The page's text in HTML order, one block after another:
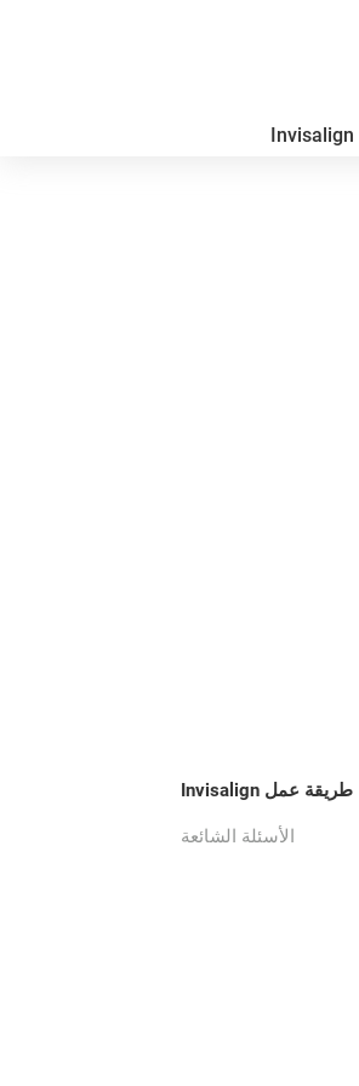
طريقة عمل Invisalign
الأسئلة الشائعة